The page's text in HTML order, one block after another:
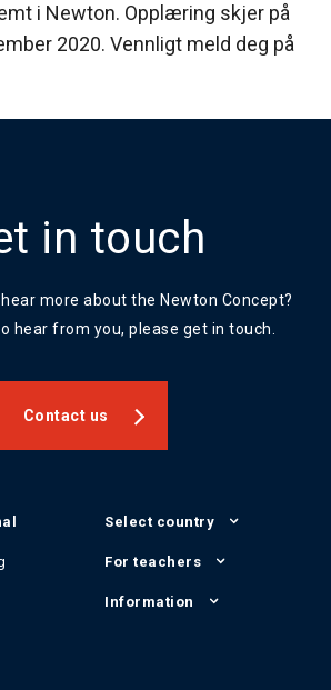
i Newton. Opplæring skjer på
2020. Vennligt meld deg på
in touch
more about the Newton Concept?
hear from you, please get in touch.
Contact us
Select country
For teachers
Information